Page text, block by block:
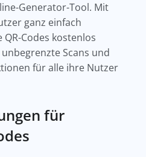
Generator-Tool. Mit
ganz einfach
Codes kostenlos
Scans und
für alle ihre Nutzer
für